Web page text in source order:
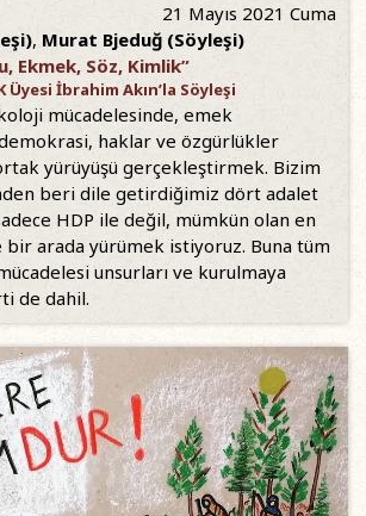
21 Mayıs 2021 Cuma
, Murat Bjeduğ (Söyleşi)
Ekmek, Söz, Kimlik”
Üyesi İbrahim Akın’la Söyleşi
mücadelesinde, emek
haklar ve özgürlükler
yürüyüşü gerçekleştirmek. Bizim
beri dile getirdiğimiz dört adalet
HDP ile değil, mümkün olan en
arada yürümek istiyoruz. Buna tüm
unsurları ve kurulmaya
de dahil.